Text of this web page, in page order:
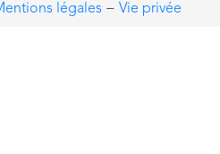
légales − Vie privée